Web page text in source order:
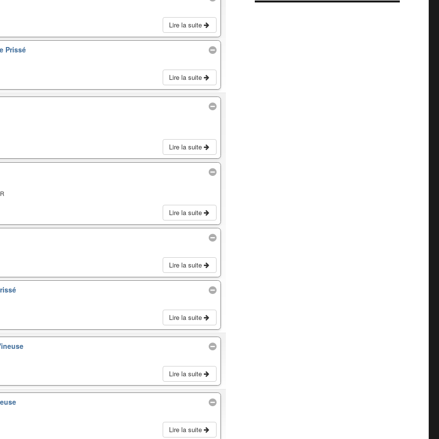
Lire la suite
Prissé
Lire la suite
Lire la suite
Lire la suite
Lire la suite
Lire la suite
Lire la suite
Lire la suite